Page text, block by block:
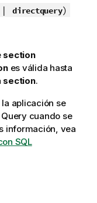
directquery)
section
es válida hasta
section.
la aplicación se
cuando se
información, vea
SQL